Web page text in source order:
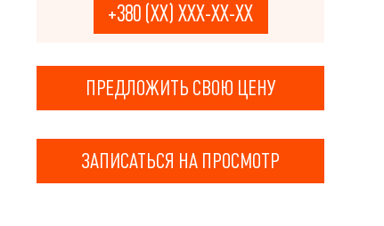
+380 (XX) XXX-XX-XX
ПРЕДЛОЖИТЬ СВОЮ ЦЕНУ
ЗАПИСАТЬСЯ НА ПРОСМОТР